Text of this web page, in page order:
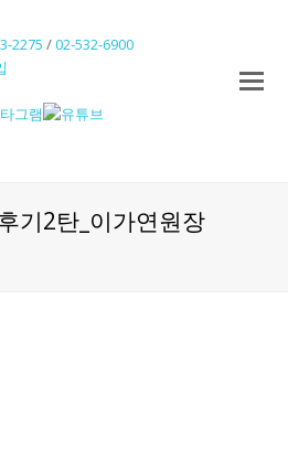
2275 /02-532-6900
기2탄_이가연원장